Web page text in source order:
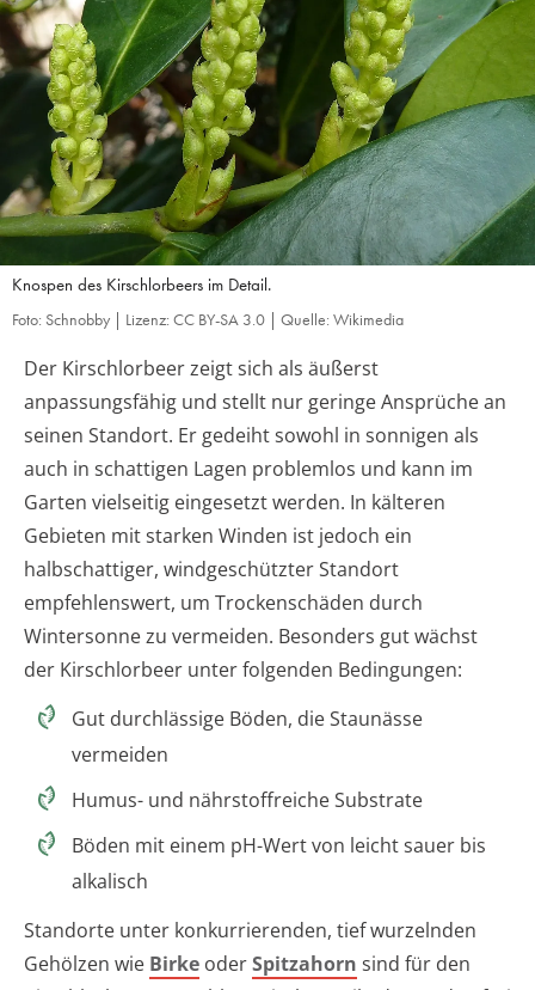
Knospen des Kirschlorbeers im Detail.
Foto: Schnobby | Lizenz: CC BY-SA 3.0 | Quelle: Wikimedia
Der Kirschlorbeer zeigt sich als äußerst
anpassungsfähig und stellt nur geringe Ansprüche an
seinen Standort. Er gedeiht sowohl in sonnigen als
auch in schattigen Lagen problemlos und kann im
Garten vielseitig eingesetzt werden. In kälteren
Gebieten mit starken Winden ist jedoch ein
halbschattiger, windgeschützter Standort
empfehlenswert, um Trockenschäden durch
Wintersonne zu vermeiden. Besonders gut wächst
der Kirschlorbeer unter folgenden Bedingungen:
Gut durchlässige Böden, die Staunässe
vermeiden
Humus- und nährstoffreiche Substrate
Böden mit einem pH-Wert von leicht sauer bis
alkalisch
Standorte unter konkurrierenden, tief wurzelnden
Gehölzen wie Birke oderSpitzahorn sind für den